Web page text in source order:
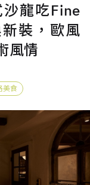
沙龍吃Fine
裝，歐風
風情
美食